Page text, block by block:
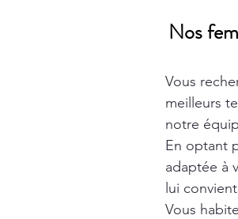
Nos
Vous
meilleurs
notre
En optant
adaptée à
lui
Vous